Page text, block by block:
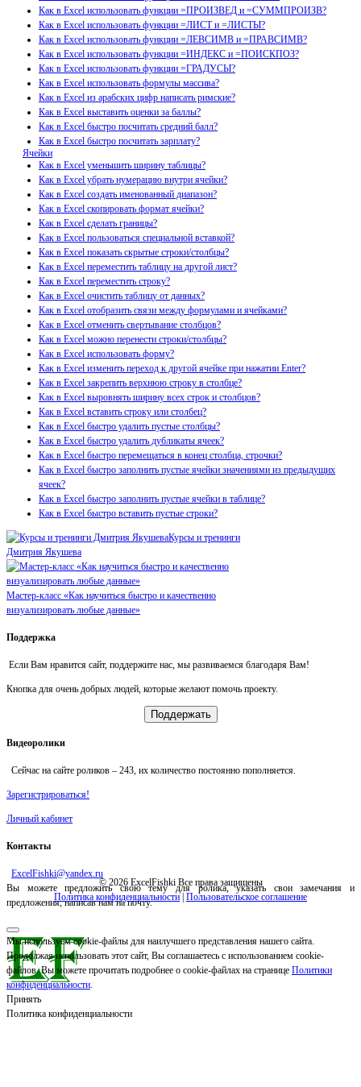
Как в Excel использовать функции =ПРОИЗВЕД и =СУММПРОИЗВ?
Как в Excel использовать функции =ЛИСТ и =ЛИСТЫ?
Как в Excel использовать функции =ЛЕВСИМВ и =ПРАВСИМВ?
Как в Excel использовать функции =ИНДЕКС и =ПОИСКПОЗ?
Как в Excel использовать функции =ГРАДУСЫ?
Как в Excel использовать формулы массива?
Как в Excel из арабских цифр написать римские?
Как в Excel выставить оценки за баллы?
Как в Excel быстро посчитать средний балл?
Как в Excel быстро посчитать зарплату?
Ячейки
Как в Excel уменьшить ширину таблицы?
Как в Excel убрать нумерацию внутри ячейки?
Как в Excel создать именованный диапазон?
Как в Excel скопировать формат ячейки?
Как в Excel сделать границы?
Как в Excel пользоваться специальной вставкой?
Как в Excel показать скрытые строки/столбцы?
Как в Excel переместить таблицу на другой лист?
Как в Excel переместить строку?
Как в Excel очистить таблицу от данных?
Как в Excel отобразить связи между формулами и ячейками?
Как в Excel отменить свертывание столбцов?
Как в Excel можно перенести строки/столбцы?
Как в Excel использовать форму?
Как в Excel изменить переход к другой ячейке при нажатии Enter?
Как в Excel закрепить верхнюю строку в столбце?
Как в Excel выровнять ширину всех строк и столбцов?
Как в Excel вставить строку или столбец?
Как в Excel быстро удалить пустые столбцы?
Как в Excel быстро удалить дубликаты ячеек?
Как в Excel быстро перемещаться в конец столбца, строчки?
Как в Excel быстро заполнить пустые ячейки значениями из предыдущих
ячеек?
Как в Excel быстро заполнить пустые ячейки в таблице?
Как в Excel быстро вставить пустые строки?
Курсы и тренинги
Дмитрия Якушева
Мастер-класс «Как научиться быстро и качественно
визуализировать любые данные»
Поддержка
Если Вам нравится сайт, поддержите нас, мы развиваемся благодаря Вам!
Кнопка для очень добрых людей, которые желают помочь проекту.
Поддержать
Видеоролики
Сейчас на сайте роликов – 243 , их количество постоянно пополняется.
Зарегистрироваться!
Личный кабинет
Контакты
ExcelFishki@yandex.ru
Вы можете предложить свою тему для ролика, указать свои замечания и
предложения, написав нам на почту.
© 2026 ExcelFishki Все права защищены
Политика конфиденциальности| Пользовательское соглашение
Мы используем cookie-файлы для наилучшего представления нашего сайта.
Продолжая использовать этот сайт, Вы соглашаетесь с использованием cookie-
файлов. Вы можете прочитать подробнее о cookie-файлах на странице Политики
конфиденциальности
Принять
Политика конфиденциальности